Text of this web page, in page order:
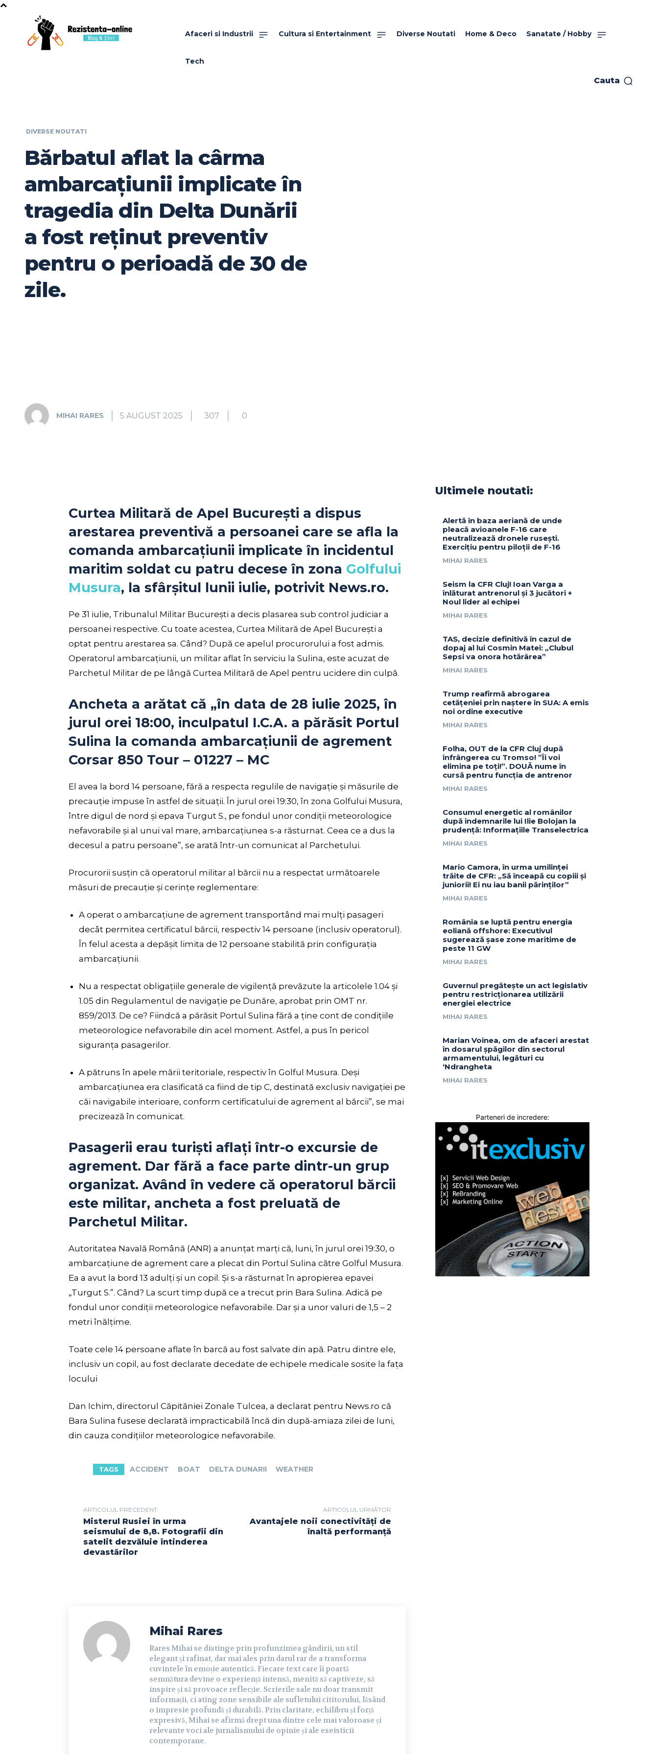
Afaceri si Industrii Cultura si Entertainment Diverse Noutati Home & Deco Sanatate / Hobby
Tech
Cauta
DIVERSE NOUTATI
Bărbatul aflat la cârma
ambarcațiunii implicate în
tragedia din Delta Dunării
a fost reținut preventiv
pentru o perioadă de 30 de
zile.
MIHAI RARES 5 AUGUST 2025 307 0
Curtea Militară de Apel București a dispus
arestarea preventivă a persoanei care se afla la
comanda ambarcațiunii implicate în incidentul
maritim soldat cu patru decese în zona Golfului
Musura, la sfârșitul lunii iulie, potrivit News.ro.
Pe 31 iulie, Tribunalul Militar București a decis plasarea sub control judiciar a
persoanei respective. Cu toate acestea, Curtea Militară de Apel București a
optat pentru arestarea sa. Când? După ce apelul procurorului a fost admis.
Operatorul ambarcațiunii, un militar aflat în serviciu la Sulina, este acuzat de
Parchetul Militar de pe lângă Curtea Militară de Apel pentru ucidere din culpă.
Ancheta a arătat că „în data de 28 iulie 2025, în
jurul orei 18:00, inculpatul I.C.A. a părăsit Portul
Sulina la comanda ambarcațiunii de agrement
Corsar 850 Tour – 01227 – MC
El avea la bord 14 persoane, fără a respecta regulile de navigație și măsurile de
precauție impuse în astfel de situații. În jurul orei 19:30, în zona Golfului Musura,
între digul de nord și epava Turgut S., pe fondul unor condiții meteorologice
nefavorabile și al unui val mare, ambarcațiunea s-a răsturnat. Ceea ce a dus la
decesul a patru persoane”, se arată într-un comunicat al Parchetului.
Procurorii susțin că operatorul militar al bărcii nu a respectat următoarele
măsuri de precauție și cerințe reglementare:
A operat o ambarcațiune de agrement transportând mai mulți pasageri
decât permitea certificatul bărcii, respectiv 14 persoane (inclusiv operatorul).
În felul acesta a depășit limita de 12 persoane stabilită prin configurația
ambarcațiunii.
Nu a respectat obligațiile generale de vigilență prevăzute la articolele 1.04 și
1.05 din Regulamentul de navigație pe Dunăre, aprobat prin OMT nr.
859/2013. De ce? Fiindcă a părăsit Portul Sulina fără a ține cont de condițiile
meteorologice nefavorabile din acel moment. Astfel, a pus în pericol
siguranța pasagerilor.
A pătruns în apele mării teritoriale, respectiv în Golful Musura. Deși
ambarcațiunea era clasificată ca fiind de tip C, destinată exclusiv navigației pe
căi navigabile interioare, conform certificatului de agrement al bărcii”, se mai
precizează în comunicat.
Pasagerii erau turiști aflați într-o excursie de
agrement. Dar fără a face parte dintr-un grup
organizat. Având în vedere că operatorul bărcii
este militar, ancheta a fost preluată de
Parchetul Militar.
Autoritatea Navală Română (ANR) a anunțat marți că, luni, în jurul orei 19:30, o
ambarcațiune de agrement care a plecat din Portul Sulina către Golful Musura.
Ea a avut la bord 13 adulți și un copil. Și s-a răsturnat în apropierea epavei
„Turgut S.”. Când? La scurt timp după ce a trecut prin Bara Sulina. Adică pe
fondul unor condiții meteorologice nefavorabile. Dar și a unor valuri de 1,5 – 2
metri înălțime.
Toate cele 14 persoane aflate în barcă au fost salvate din apă. Patru dintre ele,
inclusiv un copil, au fost declarate decedate de echipele medicale sosite la fața
locului
Dan Ichim, directorul Căpităniei Zonale Tulcea, a declarat pentru News.ro că
Bara Sulina fusese declarată impracticabilă încă din după-amiaza zilei de luni,
din cauza condițiilor meteorologice nefavorabile.
TAGS ACCIDENT BOAT DELTA DUNARII WEATHER
ARTICOLUL PRECEDENT
Misterul Rusiei în urma
seismului de 8,8. Fotografii din
satelit dezvăluie întinderea
devastărilor
ARTICOLUL URMĂTOR
Avantajele noii conectivități de
înaltă performanță
Mihai Rares
Rares Mihai se distinge prin profunzimea gândirii, un stil
elegant și rafinat, dar mai ales prin darul rar de a transforma
cuvintele în emoție autentică. Fiecare text care îi poartă
semnătura devine o experiență intensă, menită să captiveze, să
inspire și să provoace reflecție. Scrierile sale nu doar transmit
informații, ci ating zone sensibile ale sufletului cititorului, lăsând
o impresie profundă și durabilă. Prin claritate, echilibru și forță
expresivă, Mihai se afirmă drept una dintre cele mai valoroase și
relevante voci ale jurnalismului de opinie și ale eseisticii
contemporane.
Ultimele noutati:
Alertă în baza aeriană de unde
pleacă avioanele F-16 care
neutralizează dronele rusești.
Exercițiu pentru piloții de F-16
MIHAI RARES
Seism la CFR Cluj! Ioan Varga a
înlăturat antrenorul și 3 jucători +
Noul lider al echipei
MIHAI RARES
TAS, decizie definitivă în cazul de
dopaj al lui Cosmin Matei: „Clubul
Sepsi va onora hotărârea”
MIHAI RARES
Trump reafirmă abrogarea
cetățeniei prin naștere în SUA: A emis
noi ordine executive
MIHAI RARES
Folha, OUT de la CFR Cluj după
înfrângerea cu Tromso! ”Îi voi
elimina pe toți!”. DOUĂ nume în
cursă pentru funcția de antrenor
MIHAI RARES
Consumul energetic al românilor
după îndemnarile lui Ilie Bolojan la
prudență: Informațiile Transelectrica
MIHAI RARES
Mario Camora, în urma umilinței
trăite de CFR: „Să înceapă cu copiii și
juniorii! Ei nu iau banii părinților”
MIHAI RARES
România se luptă pentru energia
eoliană offshore: Executivul
sugerează șase zone maritime de
peste 11 GW
MIHAI RARES
Guvernul pregătește un act legislativ
pentru restricționarea utilizării
energiei electrice
MIHAI RARES
Marian Voinea, om de afaceri arestat
în dosarul șpăgilor din sectorul
armamentului, legături cu
‘Ndrangheta
MIHAI RARES
Parteneri de incredere: